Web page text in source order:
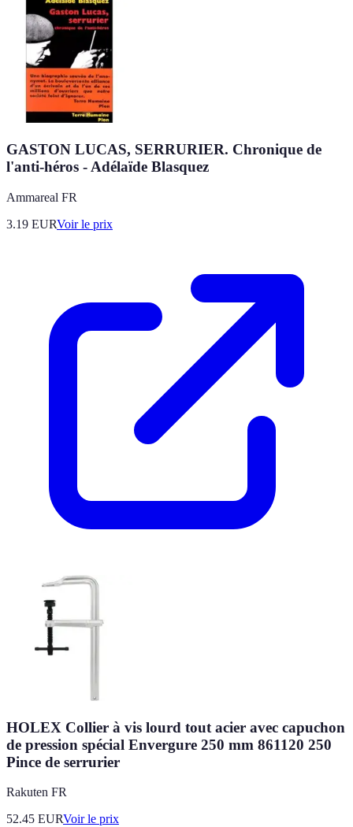
GASTON LUCAS, SERRURIER. Chronique de
l'anti-héros - Adélaïde Blasquez
Ammareal FR
3.19 EURVoir le prix
HOLEX Collier à vis lourd tout acier avec capuchon
de pression spécial Envergure 250 mm 861120 250
Pince de serrurier
Rakuten FR
52.45 EURVoir le prix